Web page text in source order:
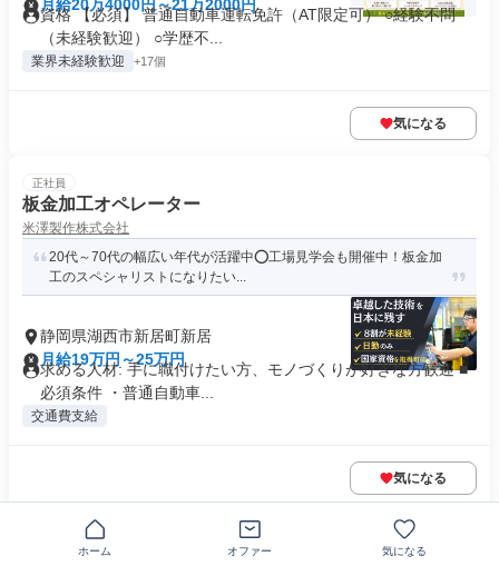
月給20万4000円～21万2000円
資格 【必須】 普通自動車運転免許（AT限定可） ○経験不問
（未経験歓迎） ○学歴不...
業界未経験歓迎 +17個
気になる
正社員
板金加工オペレーター
米澤製作株式会社
20代～70代の幅広い年代が活躍中⭕工場見学会も開催中！板金加
工のスペシャリストになりたい...
静岡県湖西市新居町新居
月給19万円～25万円
求める人材: 手に職付けたい方、モノづくりが好きな方歓迎 ■
必須条件 ・普通自動車...
交通費支給
気になる
湖西市|残業選べる 大運転手
ホーム オファー 気になる